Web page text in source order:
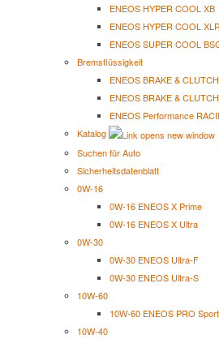
ENEOS HYPER COOL XB
ENEOS HYPER COOL XLR
ENEOS SUPER COOL
Bremsflüssigkeit
ENEOS BRAKE &
ENEOS BRAKE &
ENEOS Performance
Katalog
Suchen für Auto
Sicherheitsdatenblatt
0W-16
0W-16 ENEOS X Prime
0W-16 ENEOS X Ultra
0W-30
0W-30 ENEOS Ultra-F
0W-30 ENEOS Ultra-S
10W-60
10W-60 ENEOS PRO Sport
10W-40